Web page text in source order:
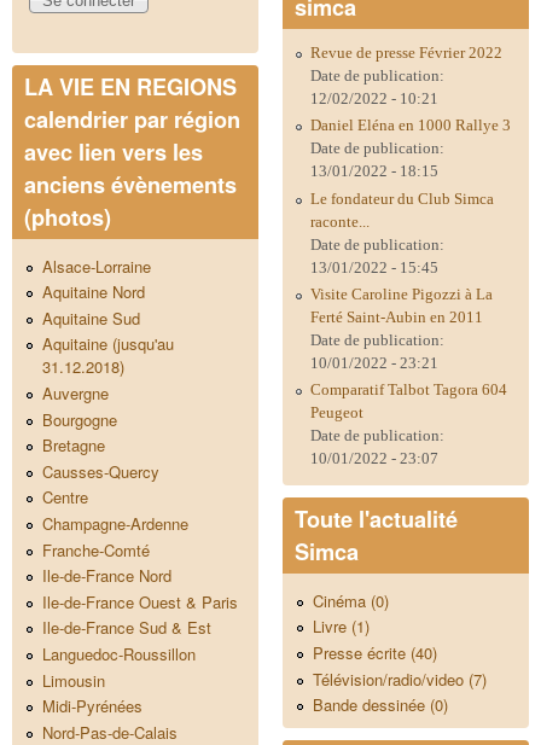
LA VIE EN REGIONS
calendrier par région
avec lien vers les
anciens évènements
(photos)
Alsace-Lorraine
Aquitaine Nord
Aquitaine Sud
Aquitaine (jusqu'au
31.12.2018)
Auvergne
Bourgogne
Bretagne
Causses-Quercy
Centre
Champagne-Ardenne
Franche-Comté
Ile-de-France Nord
Ile-de-France Ouest & Paris
Ile-de-France Sud & Est
Languedoc-Roussillon
Limousin
Midi-Pyrénées
Nord-Pas-de-Calais
simca
Revue de presse Février 2022
Date de publication:
12/02/2022 - 10:21
Daniel Eléna en 1000 Rallye 3
Date de publication:
13/01/2022 - 18:15
Le fondateur du Club Simca
raconte...
Date de publication:
13/01/2022 - 15:45
Visite Caroline Pigozzi à La
Ferté Saint-Aubin en 2011
Date de publication:
10/01/2022 - 23:21
Comparatif Talbot Tagora 604
Peugeot
Date de publication:
10/01/2022 - 23:07
Toute l'actualité
Simca
Cinéma (0)
Livre (1)
Presse écrite (40)
Télévision/radio/video (7)
Bande dessinée (0)